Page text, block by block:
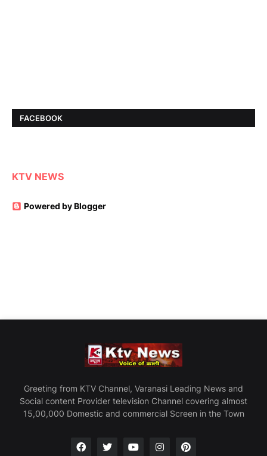
FACEBOOK
KTV NEWS
Powered by Blogger
Greeting from KTV Channel, Varanasi Leading News and
Social content Provider television Channel covering almost
15,00,000 Domestic and commercial Screen in the Town